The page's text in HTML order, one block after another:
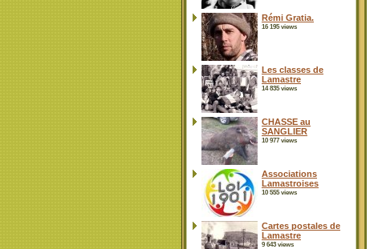
Rémi Gratia.
16 195 views
Les classes de
Lamastre
14 835 views
CHASSE au
SANGLIER
10 977 views
Associations
Lamastroises
10 555 views
Cartes postales de
Lamastre
9 643 views